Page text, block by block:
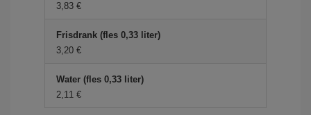
3,83 €
Frisdrank (fles 0,33 liter)
3,20 €
Water (fles 0,33 liter)
2,11 €